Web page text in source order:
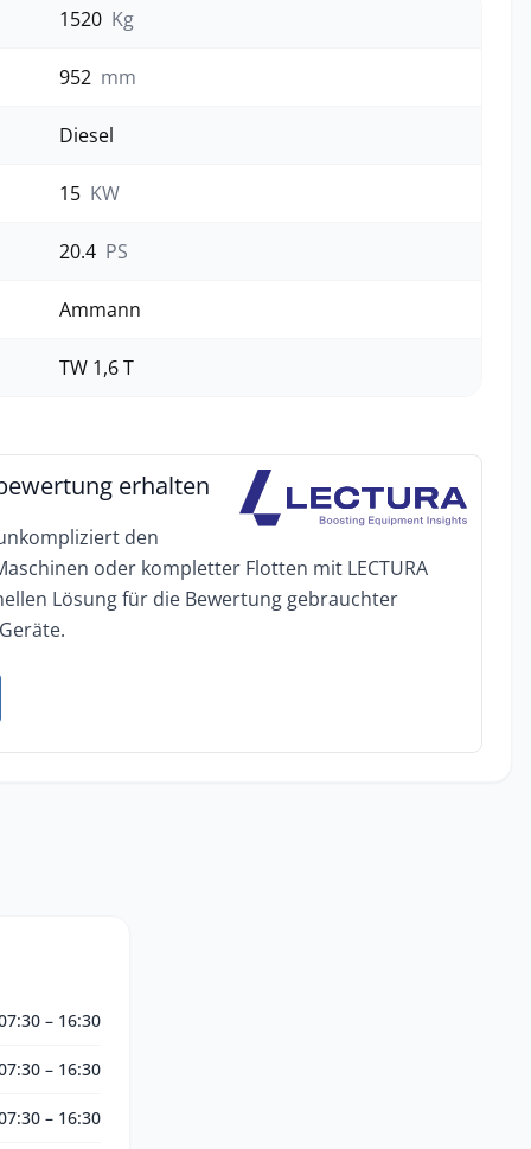
1520 Kg
952 mm
Diesel
15 KW
20.4 PS
Ammann
TW 1,6 T
erhalten
den
oder kompletter Flotten mit LECTURA
Lösung für die Bewertung gebrauchter
– 16:30
– 16:30
– 16:30